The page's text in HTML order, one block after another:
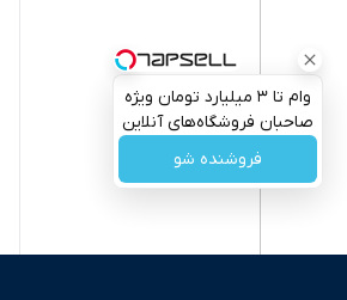
وام تا ۳ میلیارد تومان ویژه
صاحبان فروشگاه‌های آنلاین
و حضوری
فروشنده شو